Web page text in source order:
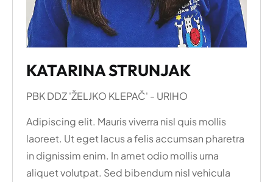
KATARINA STRUNJAK
PBK DDZ 'ŽELJKO KLEPAČ' - URIHO
Adipiscing elit. Mauris viverra nisl quis mollis
laoreet. Ut eget lacus a felis accumsan pharetra
in dignissim enim. In amet odio mollis urna
aliquet volutpat. Sed bibendum nisl vehicula